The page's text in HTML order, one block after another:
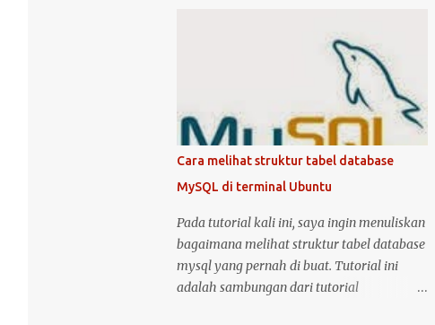
logo unity di pojok kiri atas, kemudian ketik
printer, untuk masuk ke menu setting pr...
masuk sebagai user root atau user biasa
yang memiliki hak akses administrator.
Kenapa? karena perintah yang akan anda
jalankan memerlukan hak akses tersebut.
Ketika anda menggunakan Ubuntu Desktop,
anda dapat menggunakan mouse untuk
antarmuka yang telah disediakan. Lalu
bagaimana jika anda menggunakan Ubuntu
Server? yang notabene anda tidak dapat
menggunakan antarmuka karena hanya
disediakan console atau terminal. Ada
Cara melihat struktur tabel database
MySQL di terminal Ubuntu
Pada tutorial kali ini, saya ingin menuliskan
bagaimana melihat struktur tabel database
mysql yang pernah di buat. Tutorial ini
adalah sambungan dari tutorial